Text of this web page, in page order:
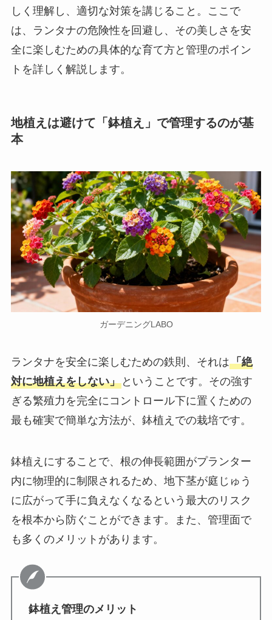
しく理解し、適切な対策を講じること。ここで
は、ランタナの危険性を回避し、その美しさを安
全に楽しむための具体的な育て方と管理のポイン
トを詳しく解説します。
地植えは避けて「鉢植え」で管理するのが基
本
ガーデニングLABO
ランタナを安全に楽しむための鉄則、それは「絶
対に地植えをしない」ということです。その強す
ぎる繁殖力を完全にコントロール下に置くための
最も確実で簡単な方法が、鉢植えでの栽培です。
鉢植えにすることで、根の伸長範囲がプランター
内に物理的に制限されるため、地下茎が庭じゅう
に広がって手に負えなくなるという最大のリスク
を根本から防ぐことができます。また、管理面で
も多くのメリットがあります。
鉢植え管理のメリット